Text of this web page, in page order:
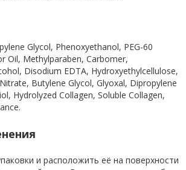
Glycol, Phenoxyethanol, PEG-60
Oil, Methylparaben, Carbomer,
Disodium EDTA, Hydroxyethylcellulose,
Butylene Glycol, Glyoxal, Dipropylene
Hydrolyzed Collagen, Soluble Collagen,
и расположить её на поверхности